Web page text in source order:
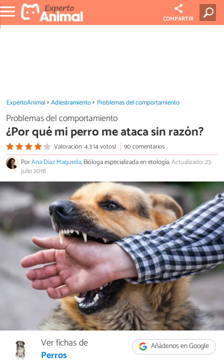
COMPARTIR
ExpertoAnimal Adiestramiento Problemas del comportamiento
Problemas del comportamiento
¿Por qué mi perro me ataca sin razón?
Valoración: 4.3 (4 votos)
90 comentarios
PorAna Diaz Maqueda, Bióloga especializada en etología.Actualizado: 23
julio 2018
Añádenos en Google
Ver fichas de
Perros